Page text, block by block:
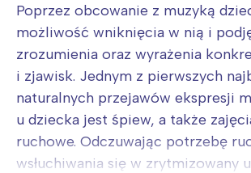
Poprzez obcowanie z muzyką
możliwość wniknięcia w nią i
zrozumienia oraz wyrażenia
i zjawisk. Jednym z pierwszych
naturalnych przejawów ekspresji
u dziecka jest śpiew, a także
ruchowe. Odczuwając potrzebę
wsłuchiwania się w zrytmizowany